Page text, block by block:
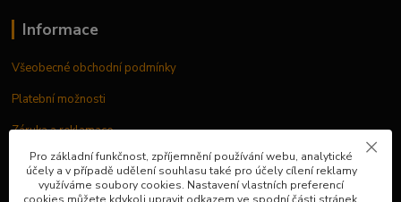
Informace
Všeobecné obchodní podmínky
Platební možnosti
Záruka a reklamace
O nás
Pro základní funkčnost, zpříjemnění používání webu, analytické
účely a v případě udělení souhlasu také pro účely cílení reklamy
využíváme soubory cookies. Nastavení vlastních preferencí
cookies můžete kdykoli upravit odkazem ve spodní části stránek.